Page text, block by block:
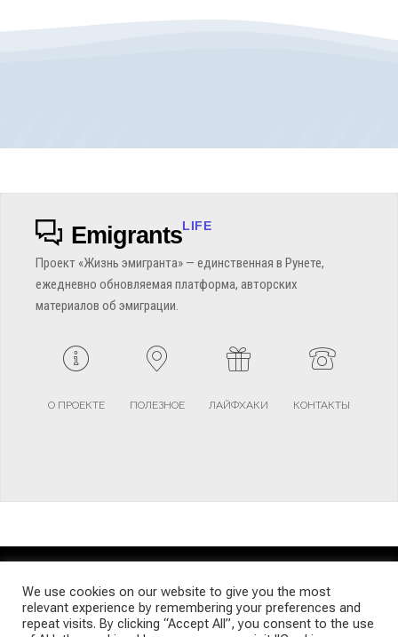
EmigrantsLIFE
Проект «Жизнь эмигранта» — единственная в Рунете,
ежедневно обновляемая платформа, авторских
материалов об эмиграции.
О ПРОЕКТЕ ПОЛЕЗНОЕ ЛАЙФХАКИ КОНТАКТЫ
TERMS AND CONDITIONS PRIVACY POLICY SITEMAP
© Emigrants Life WordPress Theme by TagDiv
We use cookies on our website to give you the most
relevant experience by remembering your preferences and
repeat visits. By clicking “Accept All”, you consent to the use